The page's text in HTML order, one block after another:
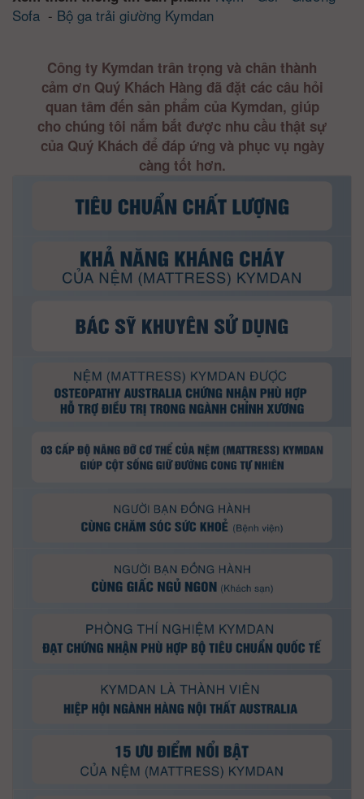
Sofa - Bộ ga trải giường Kymdan
Công ty Kymdan trân trọng và chân thành
cảm ơn Quý Khách Hàng đã đặt các câu hỏi
quan tâm đến sản phẩm của Kymdan, giúp
cho chúng tôi nắm bắt được nhu cầu thật sự
của Quý Khách để đáp ứng và phục vụ ngày
càng tốt hơn.